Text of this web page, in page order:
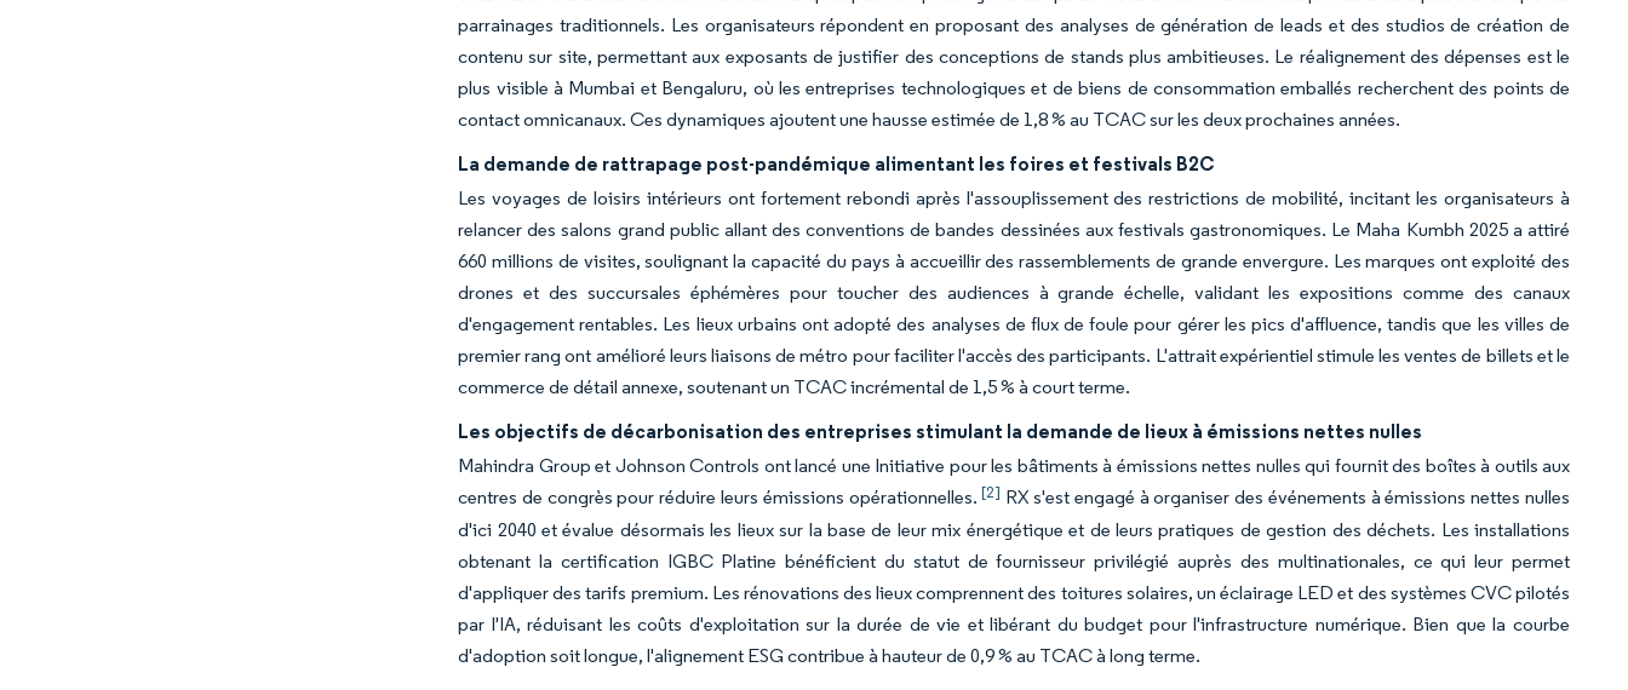
parrainages traditionnels. Les organisateurs répondent en proposant des analyses de génération de leads et des studios de création de
contenu sur site, permettant aux exposants de justifier des conceptions de stands plus ambitieuses. Le réalignement des dépenses est le
plus visible à Mumbai et Bengaluru, où les entreprises technologiques et de biens de consommation emballés recherchent des points de
contact omnicanaux. Ces dynamiques ajoutent une hausse estimée de 1,8 % au TCAC sur les deux prochaines années.
La demande de rattrapage post-pandémique alimentant les foires et festivals B2C
Les voyages de loisirs intérieurs ont fortement rebondi après l'assouplissement des restrictions de mobilité, incitant les organisateurs à
relancer des salons grand public allant des conventions de bandes dessinées aux festivals gastronomiques. Le Maha Kumbh 2025 a attiré
660 millions de visites, soulignant la capacité du pays à accueillir des rassemblements de grande envergure. Les marques ont exploité des
drones et des succursales éphémères pour toucher des audiences à grande échelle, validant les expositions comme des canaux
d'engagement rentables. Les lieux urbains ont adopté des analyses de flux de foule pour gérer les pics d'affluence, tandis que les villes de
premier rang ont amélioré leurs liaisons de métro pour faciliter l'accès des participants. L'attrait expérientiel stimule les ventes de billets et le
commerce de détail annexe, soutenant un TCAC incrémental de 1,5 % à court terme.
Les objectifs de décarbonisation des entreprises stimulant la demande de lieux à émissions nettes nulles
Mahindra Group et Johnson Controls ont lancé une Initiative pour les bâtiments à émissions nettes nulles qui fournit des boîtes à outils aux
centres de congrès pour réduire leurs émissions opérationnelles.[2] RX s'est engagé à organiser des événements à émissions nettes nulles
d'ici 2040 et évalue désormais les lieux sur la base de leur mix énergétique et de leurs pratiques de gestion des déchets. Les installations
obtenant la certification IGBC Platine bénéficient du statut de fournisseur privilégié auprès des multinationales, ce qui leur permet
d'appliquer des tarifs premium. Les rénovations des lieux comprennent des toitures solaires, un éclairage LED et des systèmes CVC pilotés
par l'IA, réduisant les coûts d'exploitation sur la durée de vie et libérant du budget pour l'infrastructure numérique. Bien que la courbe
d'adoption soit longue, l'alignement ESG contribue à hauteur de 0,9 % au TCAC à long terme.